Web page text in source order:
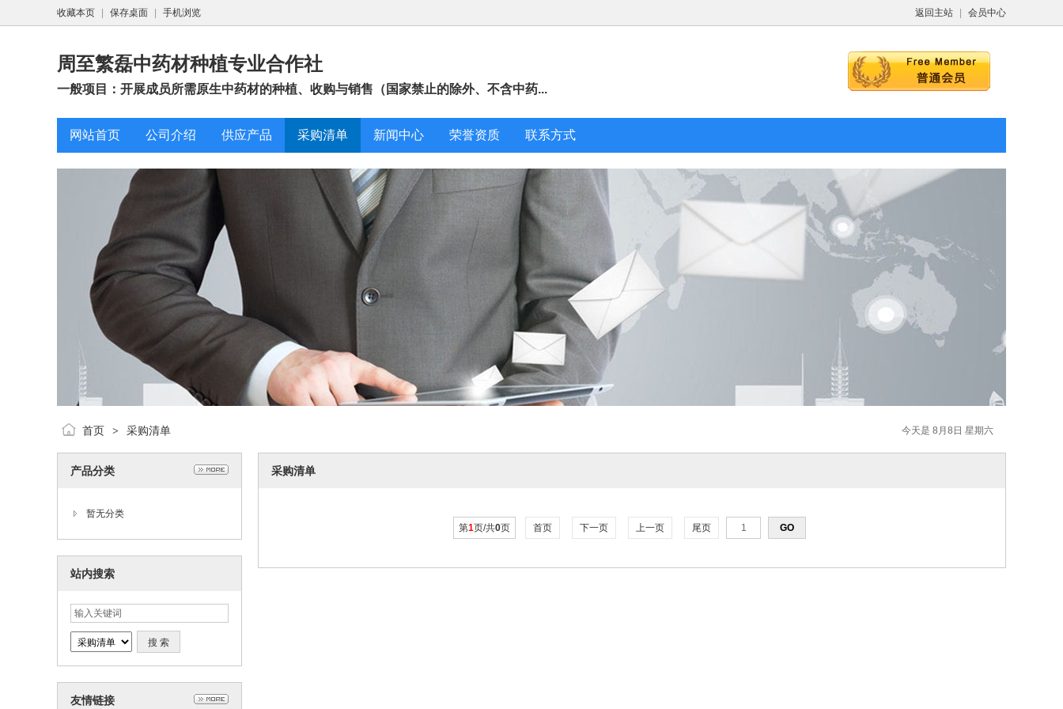
返回主站 会员中心
收藏本页 保存桌面 手机浏览
周至繁磊中药材种植专业合作社
一般项目：开展成员所需原生中药材的种植、收购与销售（国家禁止的除外、不含中药...
网站首页 公司介绍 供应产品 采购清单 新闻中心 荣誉资质 联系方式
今天是 8月8日 星期六
首页 > 采购清单
产品分类
暂无分类
站内搜索
友情链接
采购清单
第1页/共0页 首页 下一页 上一页 尾页